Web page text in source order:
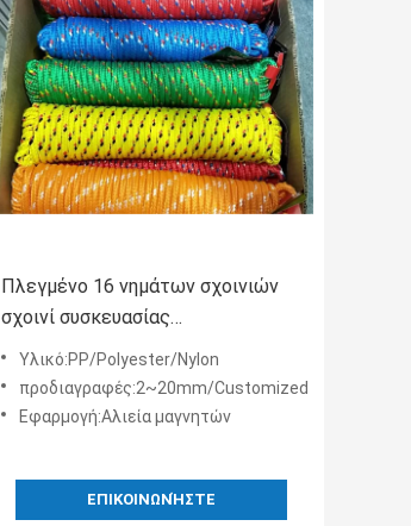
Πλεγμένο 16 νημάτων σχοινιών
σχοινί συσκευασίας
πολυπροπυλενίου νάυλον για την
αλιευτική βιομηχανία
Υλικό:PP/Polyester/Nylon
προδιαγραφές:2~20mm/Customized
Εφαρμογή:Αλιεία μαγνητών
ΕΠΙΚΟΙΝΩΝΉΣΤΕ